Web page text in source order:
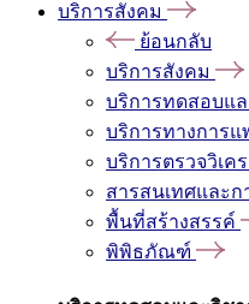
บริการสังคม
ย้อนกลับ
บริการสังคม
บริการทดสอบแ
บริการทางการแ
บริการตรวจวิเ
สารสนเทศและก
พื้นที่สร้างสรรค์
พิพิธภัณฑ์